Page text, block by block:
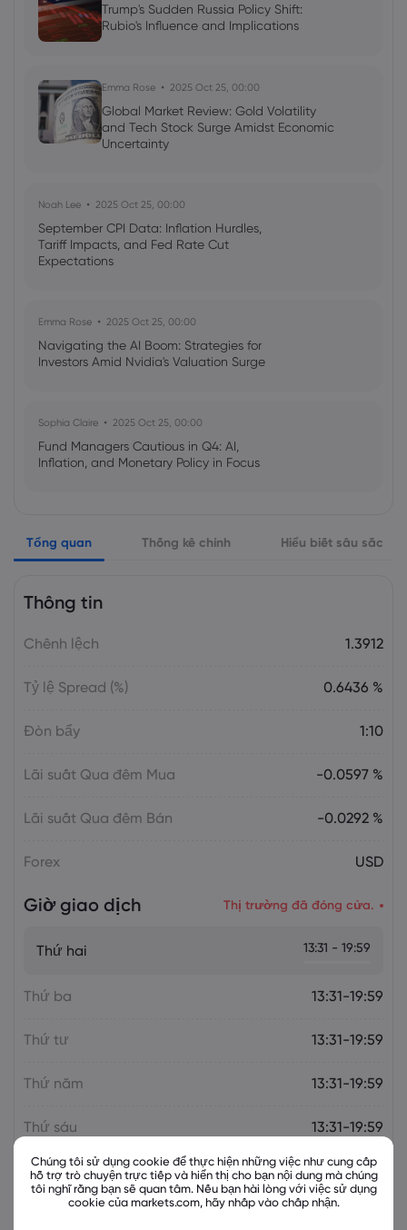
RBA minutes
CFD Trading Forex
Trump's Sudden Russia Policy Shift:
Rubio's Influence and Implications
Emma Rose 2025 Oct 25, 00:00
Global Market Review: Gold Volatility
and Tech Stock Surge Amidst Economic
Uncertainty
Noah Lee 2025 Oct 25, 00:00
September CPI Data: Inflation Hurdles,
Tariff Impacts, and Fed Rate Cut
Expectations
Emma Rose 2025 Oct 25, 00:00
Navigating the AI Boom: Strategies for
Investors Amid Nvidia's Valuation Surge
Sophia Claire 2025 Oct 25, 00:00
Fund Managers Cautious in Q4: AI,
Inflation, and Monetary Policy in Focus
US Government Shutdown Threatens
October Inflation Data Release
US-EU Relations: Russia Sanctions Unite
Emma Rose
Tổng quan Thống kê chính Hiểu biết sâu sắc
Thông tin
Chênh lệch 1.3912
Tỷ lệ Spread (%) 0.6436 %
Đòn bẩy 1:10
Lãi suất Qua đêm Mua -0.0597 %
Lãi suất Qua đêm Bán -0.0292 %
Forex USD
Giờ giao dịch Thị trường đã đóng cửa.
Thứ hai 13:31 - 19:59
Thứ ba 13:31-19:59
Thứ tư 13:31-19:59
Thứ năm 13:31-19:59
Thứ sáu 13:31-19:59
Các công cụ liên quan
Chúng tôi sử dụng cookie để thực hiện những việc như cung cấp
hỗ trợ trò chuyện trực tiếp và hiển thị cho bạn nội dung mà chúng
tôi nghĩ rằng bạn sẽ quan tâm. Nếu bạn hài lòng với việc sử dụng
cookie của markets.com, hãy nhấp vào chấp nhận.